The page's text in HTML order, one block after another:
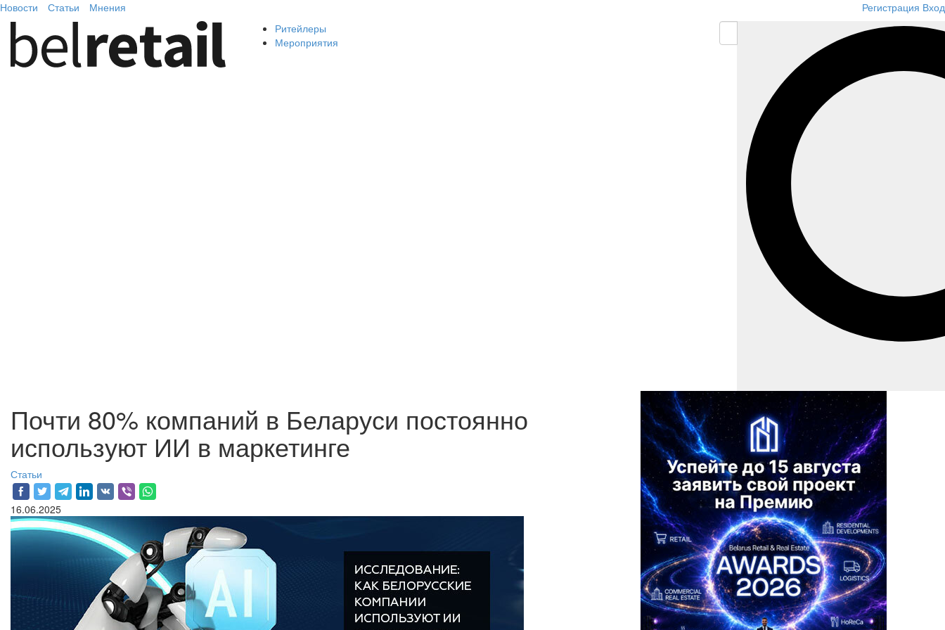
Новости Статьи Мнения Регистрация Вход
Ритейлеры
Мероприятия
Почти 80% компаний в Беларуси постоянно
используют ИИ в маркетинге
Статьи
16.06.2025